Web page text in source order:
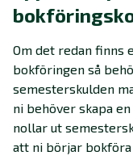
Om det redan finns
bokföringen så
semesterskulden
ni behöver skapa
nollar ut
att ni börjar